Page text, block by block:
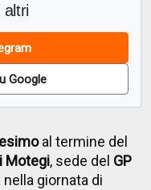
Google
al termine del
Motegi, sede del GP
giornata di